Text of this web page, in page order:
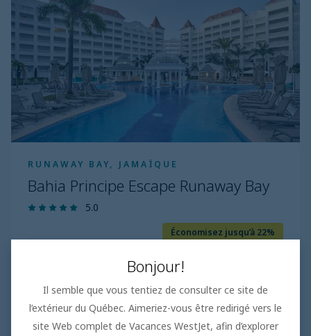
RUNAWAY BAY, JAMAÏQUE
Bahia Principe Escape Runaway Bay
5.0
15 sept. 2026
7 jours
Économisez jusqu’à 22%
1855 $
Par adulte
Escape
Runaway
Bay
Bonjour!
Il semble que vous tentiez de consulter ce site de
l’extérieur du Québec. Aimeriez-vous être redirigé vers le
site Web complet de Vacances WestJet, afin d’explorer